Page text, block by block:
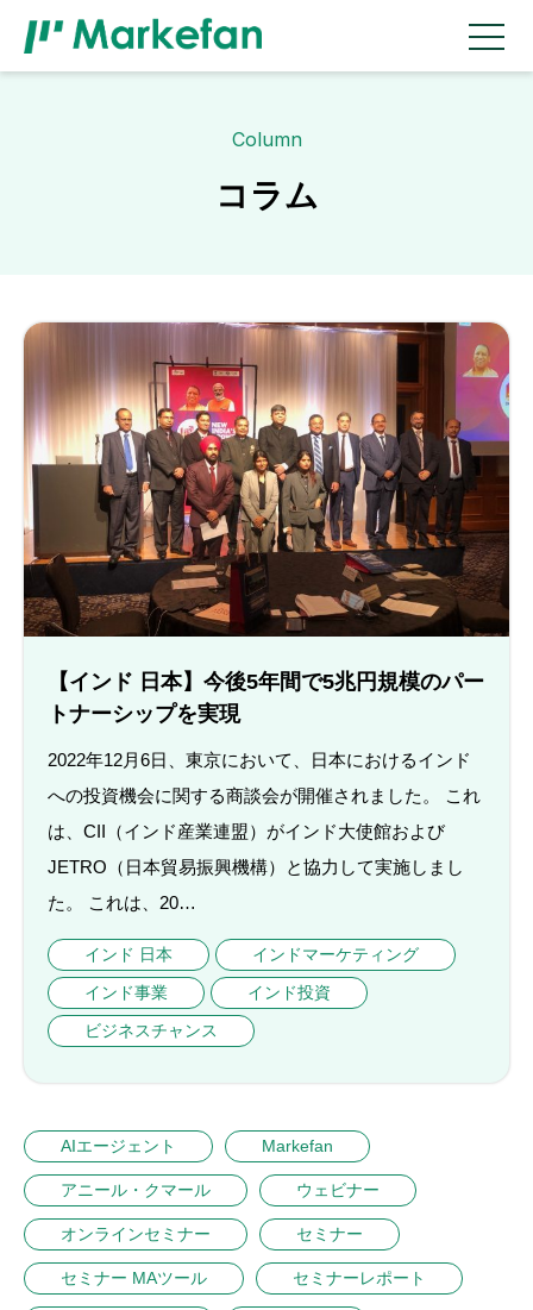
Column
コラム
【インド 日本】今後5年間で5兆円規模のパー
トナーシップを実現
2022年12月6日、東京において、日本におけるインド
への投資機会に関する商談会が開催されました。 これ
は、CII（インド産業連盟）がインド大使館および
JETRO（日本貿易振興機構）と協力して実施しまし
た。 これは、20…
インド 日本
インドマーケティング
インド事業
インド投資
ビジネスチャンス
AIエージェント Markefan
アニール・クマール ウェビナー
オンラインセミナー セミナー
セミナー MAツール セミナーレポート